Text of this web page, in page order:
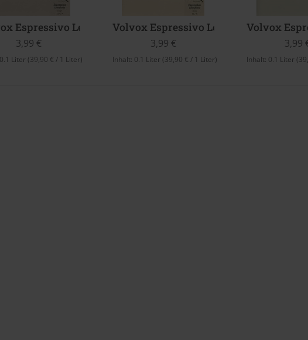
Espressivo Lehmfarbe (Taupe)
3,99 €
0.1 Liter (39,90 € / 1 Liter)
Volvox Espressivo Lehmfarbe (Straw)
3,99 €
Inhalt: 0.1 Liter (39,90 € / 1 Liter)
Volvox
3,99
Inhalt: 0.1 Liter